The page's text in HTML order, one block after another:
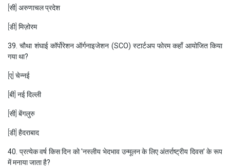
[सी] अरुणाचल प्रदेश
[डी] मिज़ोरम
39. चौथा शंघाई कॉर्पोरेशन ऑर्गनाइजेशन (SCO) स्टार्टअप फोरम कहाँ आयोजित किया
गया था?
[ए] चेन्नई
[बी] नई दिल्ली
[सी] बेंगलुरु
[डी] हैदराबाद
40. प्रत्येक वर्ष किस दिन को 'नस्लीय भेदभाव उन्मूलन के लिए अंतर्राष्ट्रीय दिवस' के रूप
में मनाया जाता है?